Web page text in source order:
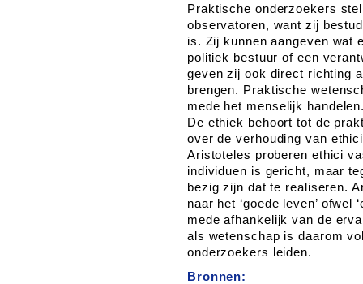
Praktische onderzoekers
observatoren, want zij
is. Zij kunnen aangeven wat
politiek bestuur of een
geven zij ook direct richting
brengen. Praktische
mede het menselijk
De ethiek behoort tot de
over de verhouding van
Aristoteles proberen ethici
individuen is gericht, maar
bezig zijn dat te realiseren.
naar het ‘goede leven’ ofwel
mede afhankelijk van de
als wetenschap is daarom
onderzoekers leiden.
Bronnen: